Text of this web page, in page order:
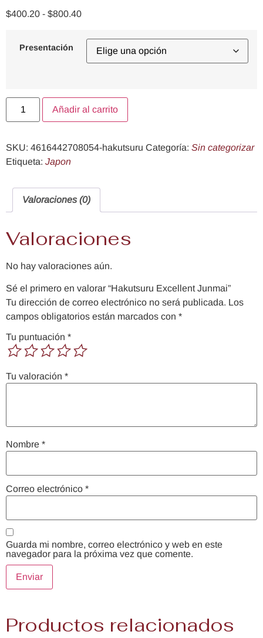
$400.20 - $800.40
Presentación
Añadir al carrito
SKU: 4616442708054-hakutsuru Categoría: Sin categorizar
Etiqueta: Japon
Valoraciones (0)
Valoraciones
No hay valoraciones aún.
Sé el primero en valorar “Hakutsuru Excellent Junmai”
Tu dirección de correo electrónico no será publicada. Los
campos obligatorios están marcados con *
Tu puntuación *
Tu valoración *
Nombre *
Correo electrónico *
Guarda mi nombre, correo electrónico y web en este
navegador para la próxima vez que comente.
Productos relacionados